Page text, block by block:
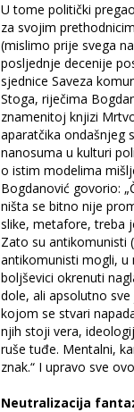
U tome politički
za svojim
(mislimo prije svega
posljednje decenije
sjednice Saveza
Stoga, riječima
znamenitoj knjizi
aparatčika ondašnjeg
nanosuma u kulturi
o istim modelima
Bogdanović govorio:
ništa se bitno nije
slike, metafore, treba
Zato su antikomunisti
antikomunisti mogli, u
boljševici okrenuti
dole, ali apsolutno
kojom se stvari
njih stoji vera,
ruše tuđe. Mentalni,
znak.“ I upravo sve
Neutralizacija